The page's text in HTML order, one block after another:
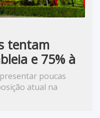
tentam
e 75% à
poucas
atual na